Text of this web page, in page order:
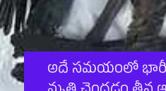
అదే సమయంలో భారీ